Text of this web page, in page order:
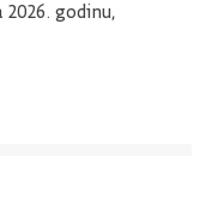
2026. godinu,